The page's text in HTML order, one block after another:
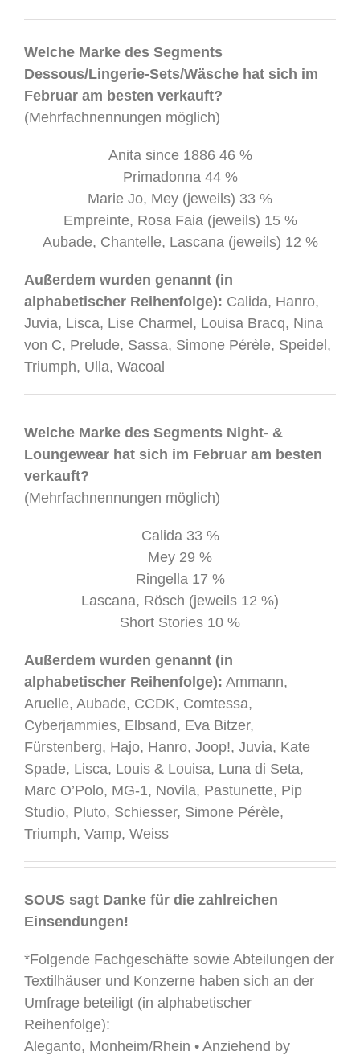
Welche Marke des Segments
Dessous/Lingerie-Sets/Wäsche hat sich im
Februar am besten verkauft?
(Mehrfachnennungen möglich)
Anita since 1886 46 %
Primadonna 44 %
Marie Jo, Mey (jeweils) 33 %
Empreinte, Rosa Faia (jeweils) 15 %
Aubade, Chantelle, Lascana (jeweils) 12 %
Außerdem wurden genannt (in
alphabetischer Reihenfolge): Calida, Hanro,
Juvia, Lisca, Lise Charmel, Louisa Bracq, Nina
von C, Prelude, Sassa, Simone Pérèle, Speidel,
Triumph, Ulla, Wacoal
Welche Marke des Segments Night- &
Loungewear hat sich im Februar am besten
verkauft?
(Mehrfachnennungen möglich)
Calida 33 %
Mey 29 %
Ringella 17 %
Lascana, Rösch (jeweils 12 %)
Short Stories 10 %
Außerdem wurden genannt (in
alphabetischer Reihenfolge): Ammann,
Aruelle, Aubade, CCDK, Comtessa,
Cyberjammies, Elbsand, Eva Bitzer,
Fürstenberg, Hajo, Hanro, Joop!, Juvia, Kate
Spade, Lisca, Louis & Louisa, Luna di Seta,
Marc O’Polo, MG-1, Novila, Pastunette, Pip
Studio, Pluto, Schiesser, Simone Pérèle,
Triumph, Vamp, Weiss
SOUS sagt Danke für die zahlreichen
Einsendungen!
*Folgende Fachgeschäfte sowie Abteilungen der
Textilhäuser und Konzerne haben sich an der
Umfrage beteiligt (in alphabetischer
Reihenfolge):
Aleganto, Monheim/Rhein • Anziehend by